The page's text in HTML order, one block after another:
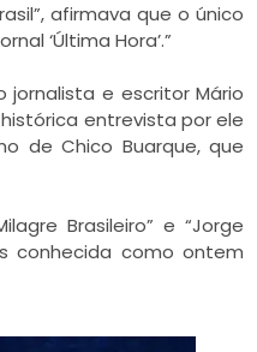
afirmava que o único
‘Última Hora’.”
jornalista e escritor Mário
entrevista por ele
deChico Buarque, que
Brasileiro” e “Jorge
conhecida como ontem